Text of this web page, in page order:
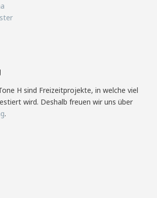
H sind Freizeitprojekte, in welche viel
wird. Deshalb freuen wir uns über
.